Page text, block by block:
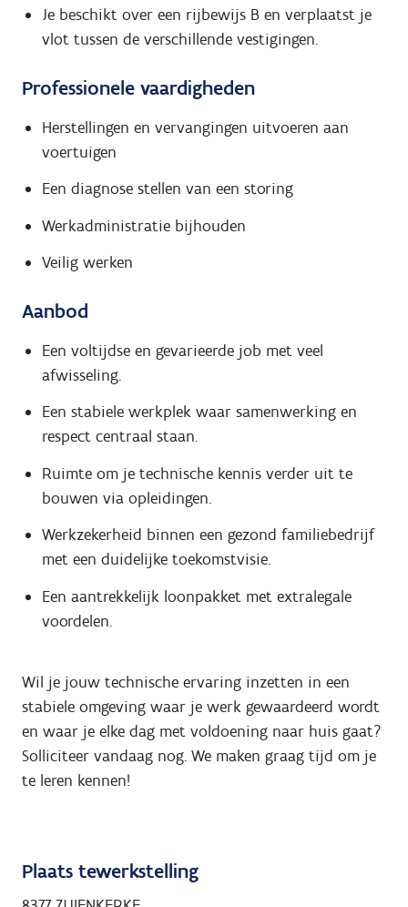
Je beschikt over een rijbewijs B en verplaatst je
vlot tussen de verschillende vestigingen.
Professionele vaardigheden
Herstellingen en vervangingen uitvoeren aan
voertuigen
Een diagnose stellen van een storing
Werkadministratie bijhouden
Veilig werken
Aanbod
Een voltijdse en gevarieerde job met veel
afwisseling.
Een stabiele werkplek waar samenwerking en
respect centraal staan.
Ruimte om je technische kennis verder uit te
bouwen via opleidingen.
Werkzekerheid binnen een gezond familiebedrijf
met een duidelijke toekomstvisie.
Een aantrekkelijk loonpakket met extralegale
voordelen.
Wil je jouw technische ervaring inzetten in een
stabiele omgeving waar je werk gewaardeerd wordt
en waar je elke dag met voldoening naar huis gaat?
Solliciteer vandaag nog. We maken graag tijd om je
te leren kennen!
Plaats tewerkstelling